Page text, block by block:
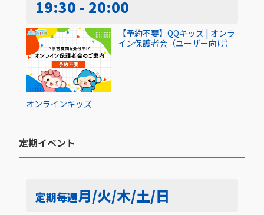
19:30 - 20:00
オンラインキッズ
【予約不要】QQキッズ | オンラ
イン保護者会（ユーザー向け）
定期イベント​
定期毎週月/火/木/土/日